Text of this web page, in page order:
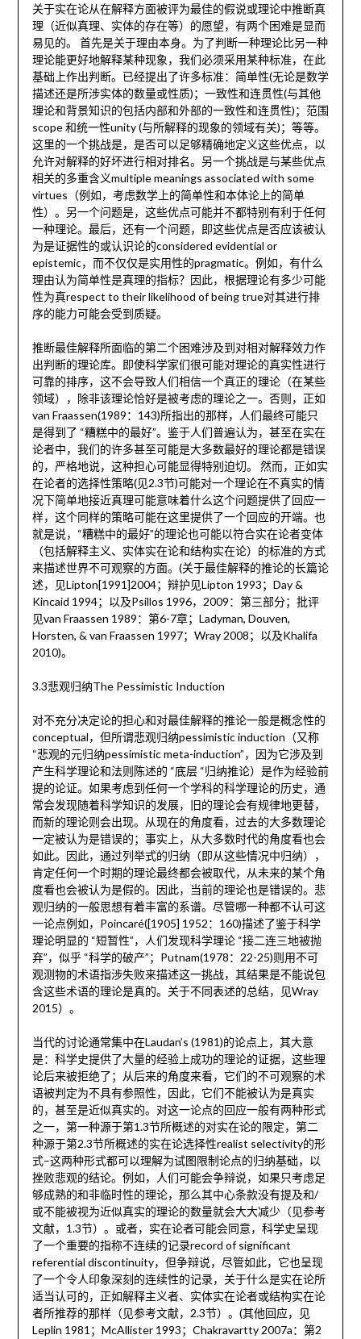
关于实在论从在解释方面被评为最佳的假说或理论中推断真
理（近似真理、实体的存在等）的愿望，有两个困难是显而
易见的。 首先是关于理由本身。为了判断一种理论比另一种
理论能更好地解释某种现象，我们必须采用某种标准，在此
基础上作出判断。已经提出了许多标准：简单性(无论是数学
描述还是所涉实体的数量或性质)；一致性和连贯性(与其他
理论和背景知识的包括内部和外部的一致性和连贯性)；范围
scope 和统一性unity (与所解释的现象的领域有关)；等等。
这里的一个挑战是，是否可以足够精确地定义这些优点，以
允许对解释的好坏进行相对排名。另一个挑战是与某些优点
相关的多重含义multiple meanings associated with some
virtues（例如，考虑数学上的简单性和本体论上的简单
性）。另一个问题是，这些优点可能并不都特别有利于任何
一种理论。最后，还有一个问题，即这些优点是否应该被认
为是证据性的或认识论的considered evidential or
epistemic，而不仅仅是实用性的pragmatic。例如，有什么
理由认为简单性是真理的指标？因此，根据理论有多少可能
性为真respect to their likelihood of being true对其进行排
序的能力可能会受到质疑。
推断最佳解释所面临的第二个困难涉及到对相对解释效力作
出判断的理论库。即使科学家们很可能对理论的真实性进行
可靠的排序，这不会导致人们相信一个真正的理论（在某些
领域），除非该理论恰好是被考虑的理论之一。否则，正如
van Fraassen(1989：143)所指出的那样，人们最终可能只
是得到了 “糟糕中的最好”。鉴于人们普遍认为，甚至在实在
论者中，我们的许多甚至可能是大多数最好的理论都是错误
的，严格地说，这种担心可能显得特别迫切。 然而，正如实
在论者的选择性策略(见2.3节)可能对一个理论在不真实的情
况下简单地接近真理可能意味着什么这个问题提供了回应一
样，这个同样的策略可能在这里提供了一个回应的开端。也
就是说，“糟糕中的最好”的理论也可能以符合实在论者变体
（包括解释主义、实体实在论和结构实在论）的标准的方式
来描述世界不可观察的方面。(关于最佳解释的推论的长篇论
述，见Lipton[1991]2004；辩护见Lipton 1993；Day &
Kincaid 1994；以及Psillos 1996，2009：第三部分；批评
见van Fraassen 1989：第6-7章；Ladyman, Douven,
Horsten, & van Fraassen 1997；Wray 2008；以及Khalifa
2010)。
3.3悲观归纳The Pessimistic Induction
对不充分决定论的担心和对最佳解释的推论一般是概念性的
conceptual，但所谓悲观归纳pessimistic induction（又称
“悲观的元归纳pessimistic meta-induction”，因为它涉及到
产生科学理论和法则陈述的 “底层 “归纳推论）是作为经验前
提的论证。如果考虑到任何一个学科的科学理论的历史，通
常会发现随着科学知识的发展，旧的理论会有规律地更替，
而新的理论则会出现。从现在的角度看，过去的大多数理论
一定被认为是错误的；事实上，从大多数时代的角度看也会
如此。因此，通过列举式的归纳（即从这些情况中归纳），
肯定任何一个时期的理论最终都会被取代，从未来的某个角
度看也会被认为是假的。因此，当前的理论也是错误的。悲
观归纳的一般思想有着丰富的系谱。尽管哪一种都不认可这
一论点例如，Poincaré([1905] 1952：160)描述了鉴于科学
理论明显的 “短暂性”，人们发现科学理论 “接二连三地被抛
弃”，似乎 “科学的破产”；Putnam(1978：22-25)则用不可
观测物的术语指涉失败来描述这一挑战，其结果是不能说包
含这些术语的理论是真的。关于不同表述的总结，见Wray
2015）。
当代的讨论通常集中在Laudan’s (1981)的论点上，其大意
是：科学史提供了大量的经验上成功的理论的证据，这些理
论后来被拒绝了；从后来的角度来看，它们的不可观察的术
语被判定为不具有参照性，因此，它们不能被认为是真实
的，甚至是近似真实的。对这一论点的回应一般有两种形式
之一，第一种源于第1.3节所概述的对实在论的限定，第二
种源于第2.3节所概述的实在论选择性realist selectivity的形
式–这两种形式都可以理解为试图限制论点的归纳基础，以
挫败悲观的结论。例如，人们可能会争辩说，如果只考虑足
够成熟的和非临时性的理论，那么其中心条款没有提及和/
或不能被视为近似真实的理论的数量就会大大减少（见参考
文献，1.3节）。或者，实在论者可能会同意，科学史呈现
了一个重要的指称不连续的记录record of significant
referential discontinuity，但争辩说，尽管如此，它也呈现
了一个令人印象深刻的连续性的记录，关于什么是实在论所
适当认可的，正如解释主义者、实体实在论者或结构实在论
者所推荐的那样（见参考文献，2.3节）。(其他回应，见
Leplin 1981；McAllister 1993；Chakravartty 2007a：第2